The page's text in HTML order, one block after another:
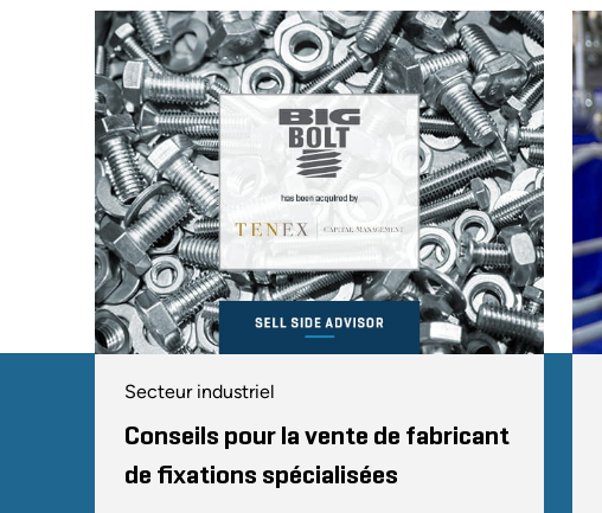
Secteur industriel
Conseils pour la vente de fabricant
de fixations spécialisées